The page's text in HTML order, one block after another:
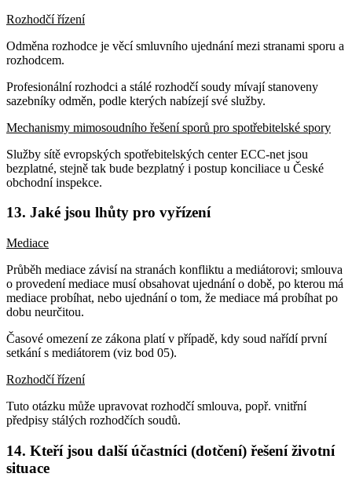
Rozhodčí řízení
Odměna rozhodce je věcí smluvního ujednání mezi stranami sporu a
rozhodcem.
Profesionální rozhodci a stálé rozhodčí soudy mívají stanoveny
sazebníky odměn, podle kterých nabízejí své služby.
Mechanismy mimosoudního řešení sporů pro spotřebitelské spory
Služby sítě evropských spotřebitelských center ECC-net jsou
bezplatné, stejně tak bude bezplatný i postup konciliace u České
obchodní inspekce.
13. Jaké jsou lhůty pro vyřízení
Mediace
Průběh mediace závisí na stranách konfliktu a mediátorovi; smlouva
o provedení mediace musí obsahovat ujednání o době, po kterou má
mediace probíhat, nebo ujednání o tom, že mediace má probíhat po
dobu neurčitou.
Časové omezení ze zákona platí v případě, kdy soud nařídí první
setkání s mediátorem (viz bod 05).
Rozhodčí řízení
Tuto otázku může upravovat rozhodčí smlouva, popř. vnitřní
předpisy stálých rozhodčích soudů.
14. Kteří jsou další účastníci (dotčení) řešení životní
situace